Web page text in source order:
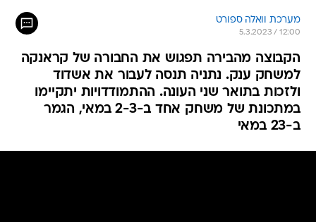
מערכת וואלה ספורט
5.3.2023 / 12:00
הקבוצה מהבירה תפגוש את החבורה של קראנקה
למשחק ענק. נתניה תנסה לעבור את אשדוד
ולזכות בתואר שני העונה. ההתמודדויות יתקיימו
במתכונת של משחק אחד ב-2-3 במאי, הגמר
ב-23 במאי